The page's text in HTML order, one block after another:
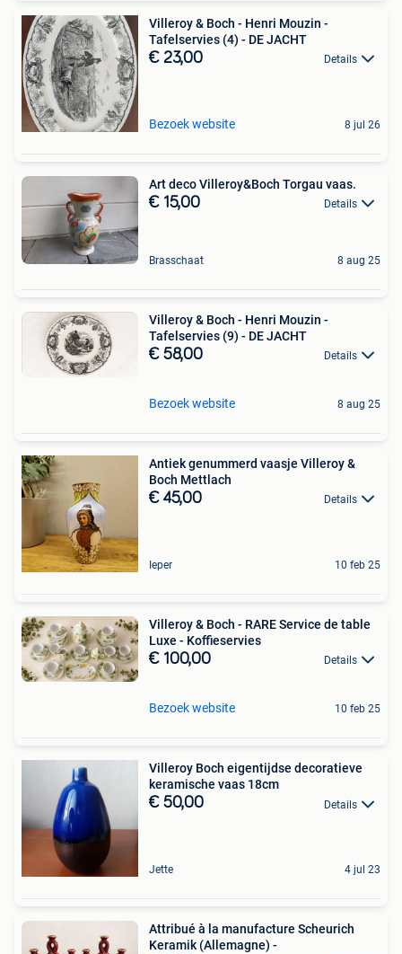
Villeroy & Boch - Henri Mouzin -
Tafelservies (4) - DE JACHT
€ 23,00 Details
Bezoek website 8 jul 26
Art deco Villeroy&Boch Torgau vaas.
€ 15,00 Details
Brasschaat 8 aug 25
Villeroy & Boch - Henri Mouzin -
Tafelservies (9) - DE JACHT
€ 58,00 Details
Bezoek website 8 aug 25
Antiek genummerd vaasje Villeroy &
Boch Mettlach
€ 45,00 Details
Ieper 10 feb 25
Villeroy & Boch - RARE Service de table
Luxe - Koffieservies
€ 100,00 Details
Bezoek website 10 feb 25
Villeroy Boch eigentijdse decoratieve
keramische vaas 18cm
€ 50,00 Details
Jette 4 jul 23
Attribué à la manufacture Scheurich
Keramik (Allemagne) -